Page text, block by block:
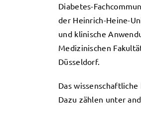
Diabetes-
der Heinrich-Heine-
und klinische
Medizinischen
Düsseldorf.
Das
Dazu zählen unter